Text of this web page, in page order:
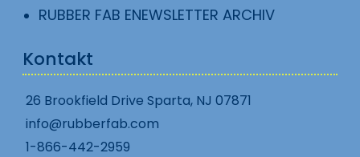
RUBBER FAB ENEWSLETTER ARCHIV
Kontakt
26 Brookfield Drive Sparta, NJ 07871
info@rubberfab.com
1-866-442-2959